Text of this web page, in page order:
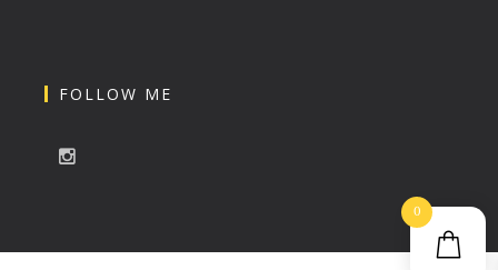
FOLLOW ME
0